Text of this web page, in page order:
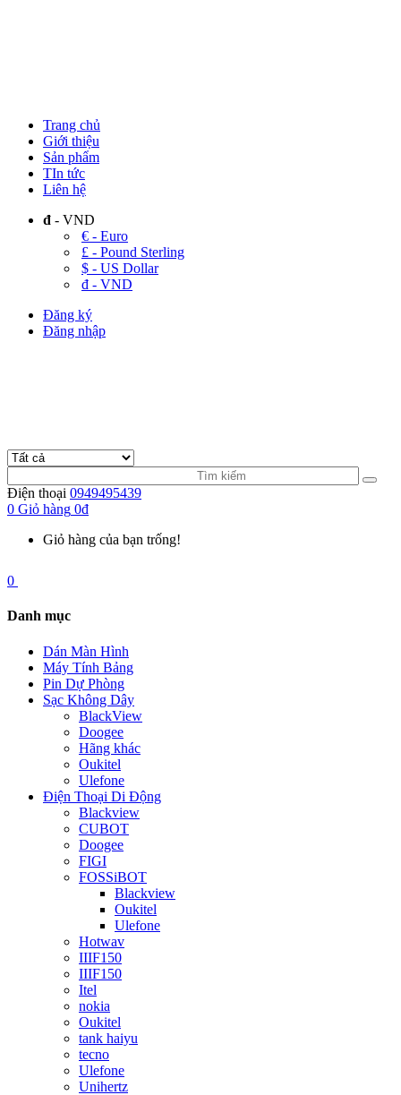
Trang chủ
Giới thiệu
Sản phẩm
TIn tức
Liên hệ
đ - VND
€ - Euro
£ - Pound Sterling
$ - US Dollar
đ - VND
Đăng ký
Đăng nhập
Điện thoại 0949495439
0 Giỏ hàng 0đ
Giỏ hàng của bạn trống!
0
Danh mục
Dán Màn Hình
Máy Tính Bảng
Pin Dự Phòng
Sạc Không Dây
BlackView
Doogee
Hãng khác
Oukitel
Ulefone
Điện Thoại Di Động
Blackview
CUBOT
Doogee
FIGI
FOSSiBOT
Blackview
Oukitel
Ulefone
Hotwav
IIIF150
IIIF150
Itel
nokia
Oukitel
tank haiyu
tecno
Ulefone
Unihertz